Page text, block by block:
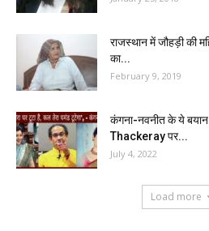
राजस्थान में जौहड़ी की
का...
February 9, 2019
कंगना-नवनीत के ये
Thackeray पर...
July 4, 2022
Load more